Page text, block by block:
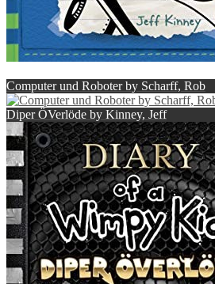
Computer und Roboter by Scharff, Rob
Diper ÖVerlöde by Kinney, Jeff